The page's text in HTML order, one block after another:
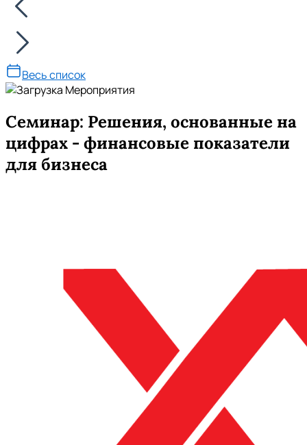
Весь список
Семинар: Решения, основанные на
цифрах - финансовые показатели
для бизнеса